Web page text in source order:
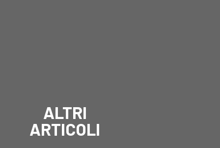
ALTRI
ARTICOLI